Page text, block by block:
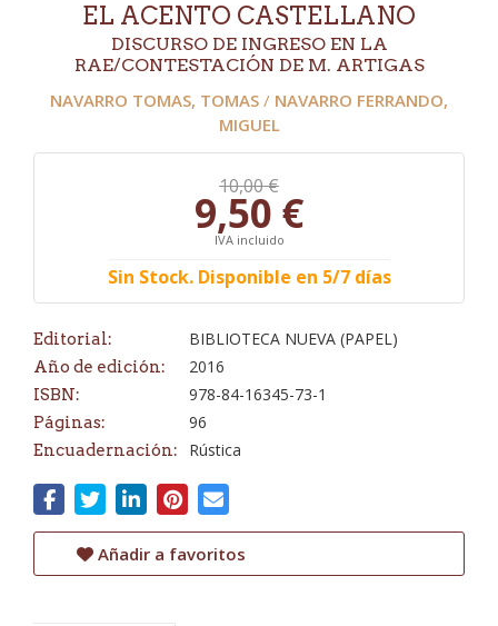
EL ACENTO CASTELLANO
DISCURSO DE INGRESO EN LA
RAE/CONTESTACIÓN DE M. ARTIGAS
NAVARRO TOMAS, TOMAS / NAVARRO FERRANDO,
MIGUEL
10,00 €
9,50 €
IVA incluido
Sin Stock. Disponible en 5/7 días
Editorial: BIBLIOTECA NUEVA (PAPEL)
Año de edición: 2016
ISBN: 978-84-16345-73-1
Páginas: 96
Encuadernación: Rústica
Añadir a favoritos